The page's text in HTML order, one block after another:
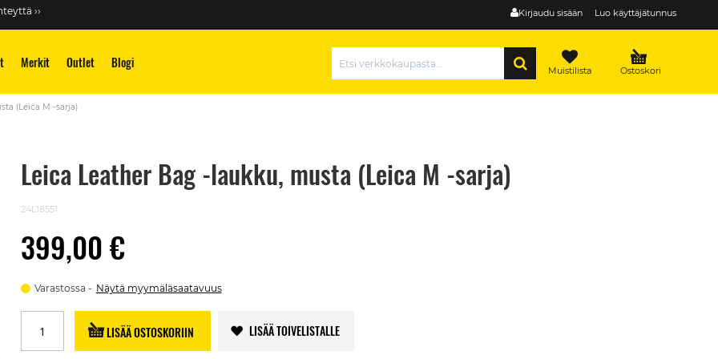
Kirjaudu sisään Luo käyttäjätunnus
››
Merkit Outlet Blogi Ostoskori
Muistilista
(Leica M -sarja)
Leica Leather Bag -laukku, musta (Leica M -sarja)
24L18551
399,00 €
Varastossa Näytä myymäläsaatavuus
LISÄÄ OSTOSKORIIN LISÄÄ TOIVELISTALLE